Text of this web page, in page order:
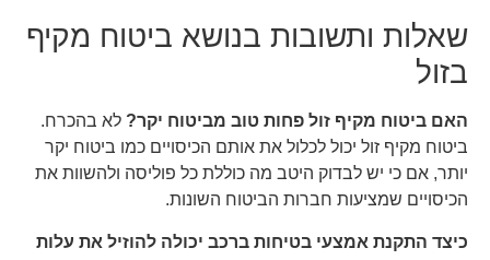
שאלות ותשובות בנושא ביטוח מקיף
בזול
האם ביטוח מקיף זול פחות טוב מביטוח יקר?לא בהכרח.
ביטוח מקיף זול יכול לכלול את אותם הכיסויים כמו ביטוח יקר
יותר, אם כי יש לבדוק היטב מה כוללת כל פוליסה ולהשוות את
הכיסויים שמציעות חברות הביטוח השונות.
כיצד התקנת אמצעי בטיחות ברכב יכולה להוזיל את עלות